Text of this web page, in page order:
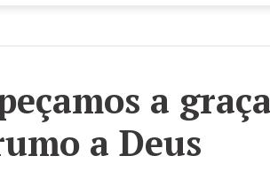
a
a Deus